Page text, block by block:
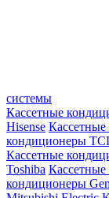
системы
Кассетные
Hisense
кондиционеры
Кассетные
Toshiba
кондиционеры